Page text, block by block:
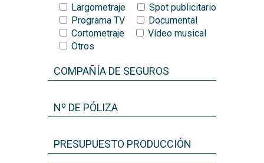
Largometraje
Spot publicitario
Programa TV
Documental
Cortometraje
Vídeo musical
Otros